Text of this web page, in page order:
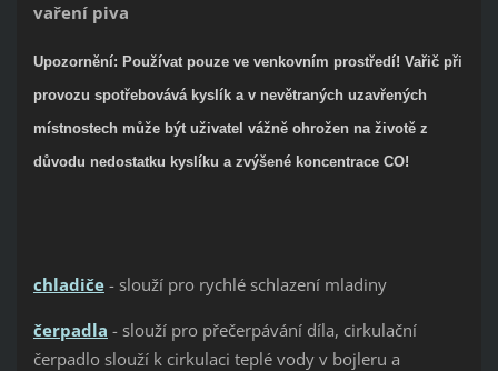
vaření piva
Upozornění: Používat pouze ve venkovním prostředí! Vařič při
provozu spotřebovává kyslík a v nevětraných uzavřených
místnostech může být uživatel vážně ohrožen na životě z
důvodu nedostatku kyslíku a zvýšené koncentrace CO!
chladiče- slouží pro rychlé schlazení mladiny
čerpadla - slouží pro přečerpávání díla, cirkulační
čerpadlo slouží k cirkulaci teplé vody v bojleru a